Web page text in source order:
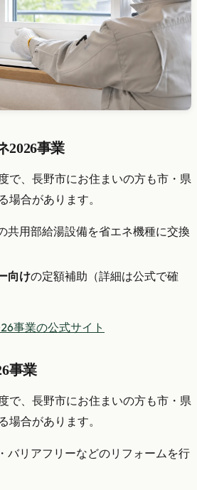
2026事業
で、長野市にお住まいの方も市・県
場合があります。
共用部給湯設備を省エネ機種に交換
向けの定額補助（詳細は公式で確
事業の公式サイト
事業
で、長野市にお住まいの方も市・県
場合があります。
バリアフリーなどのリフォームを行